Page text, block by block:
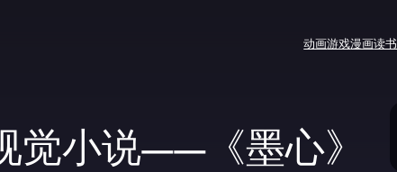
动画游戏漫画读书
觉小说——《墨心》